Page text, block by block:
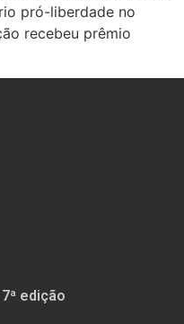
pró-liberdade no
recebeu prêmio
edição